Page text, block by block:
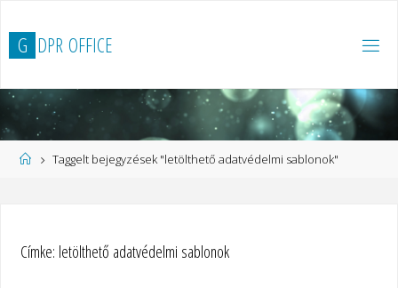
tartalomhoz
G DPR OFFICE
Kezdőlap
Taggelt bejegyzések "letölthető adatvédelmi sablonok"
Címke: letölthető adatvédelmi sablonok